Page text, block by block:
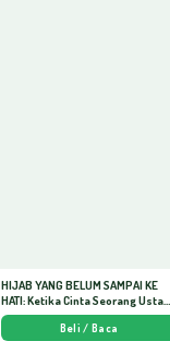
HIJAB YANG BELUM SAMPAI KE
HATI: Ketika Cinta Seorang Ustadz
Menjadi Cermin yang Paling
Kejam - Arda Dinata
Beli / Baca